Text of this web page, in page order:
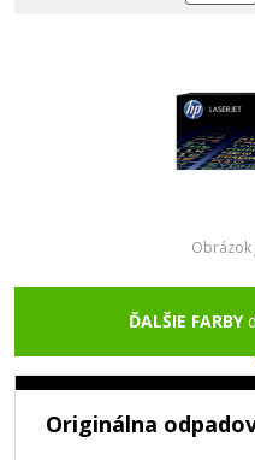
Obrázok
ĎALŠIE FARBY
Originálna